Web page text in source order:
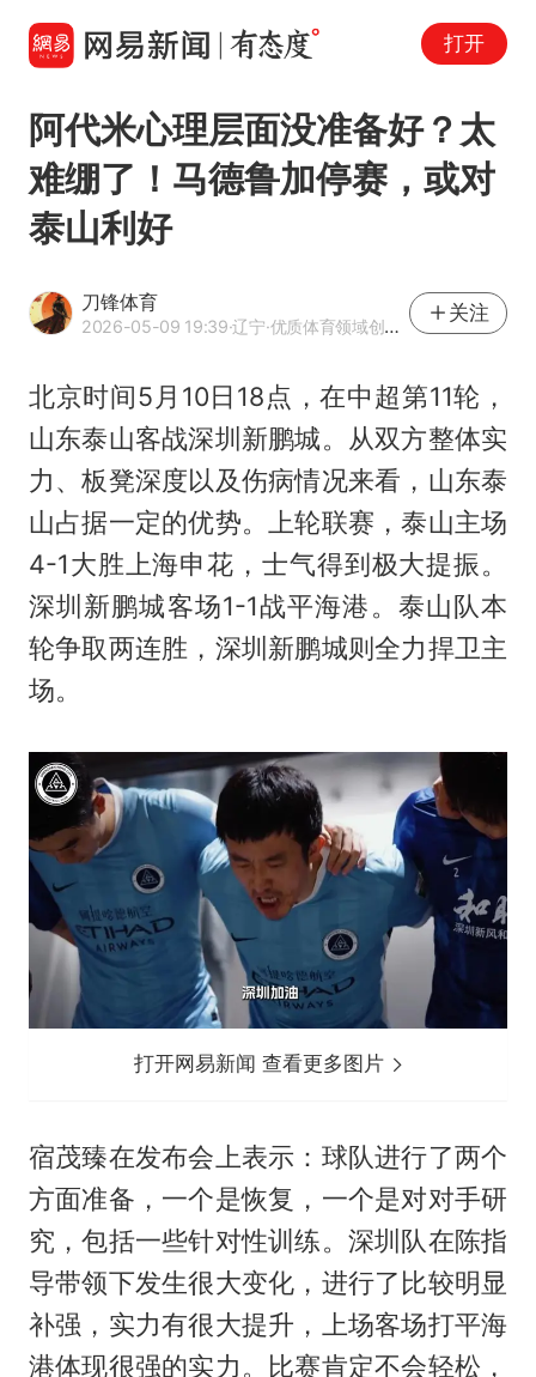
打开
阿代米心理层面没准备好？太
难绷了！马德鲁加停赛，或对
泰山利好
刀锋体育
2026-05-09 19:39·辽宁·优质体育领域创作者
关注
北京时间5月10日18点，在中超第11轮，
山东泰山客战深圳新鹏城。从双方整体实
力、板凳深度以及伤病情况来看，山东泰
山占据一定的优势。上轮联赛，泰山主场
4-1大胜上海申花，士气得到极大提振。
深圳新鹏城客场1-1战平海港。泰山队本
轮争取两连胜，深圳新鹏城则全力捍卫主
场。
打开网易新闻 查看更多图片
宿茂臻在发布会上表示：球队进行了两个
方面准备，一个是恢复，一个是对对手研
究，包括一些针对性训练。深圳队在陈指
导带领下发生很大变化，进行了比较明显
补强，实力有很大提升，上场客场打平海
港体现很强的实力。比赛肯定不会轻松，